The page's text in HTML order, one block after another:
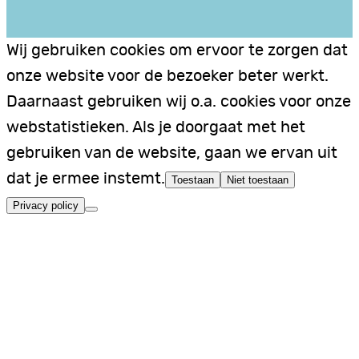
Wij gebruiken cookies om ervoor te zorgen dat
onze website voor de bezoeker beter werkt.
Daarnaast gebruiken wij o.a. cookies voor onze
webstatistieken. Als je doorgaat met het
gebruiken van de website, gaan we ervan uit
dat je ermee instemt. Toestaan Niet toestaan
Privacy policy